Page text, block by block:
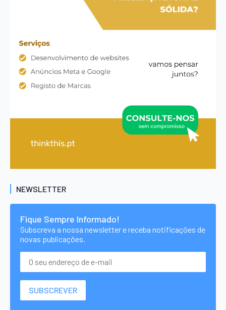
NEWSLETTER
Fique Sempre Informado!
Subscreva a nossa newsletter e receba notificações de
novas publicações.